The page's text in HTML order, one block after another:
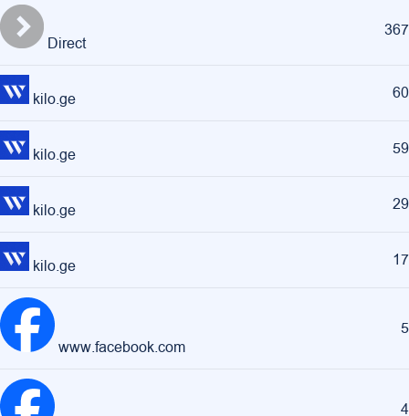
Direct
367
kilo.ge 60
kilo.ge 59
kilo.ge 29
kilo.ge 17
www.facebook.com
5
4